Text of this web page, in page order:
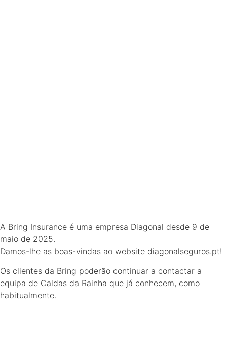
A Bring Insurance é uma empresa Diagonal desde 9 de
maio de 2025.
Damos-lhe as boas-vindas ao website diagonalseguros.pt!
Os clientes da Bring poderão continuar a contactar a
equipa de Caldas da Rainha que já conhecem, como
habitualmente.